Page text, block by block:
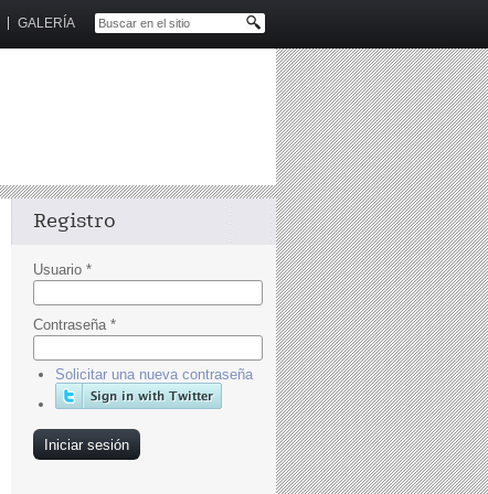
GALERÍA
Registro
Usuario *
Contraseña *
Solicitar una nueva contraseña